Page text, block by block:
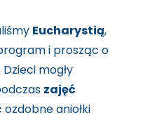
Eucharystią,
i prosząc o
mogły
zajęć
aniołki